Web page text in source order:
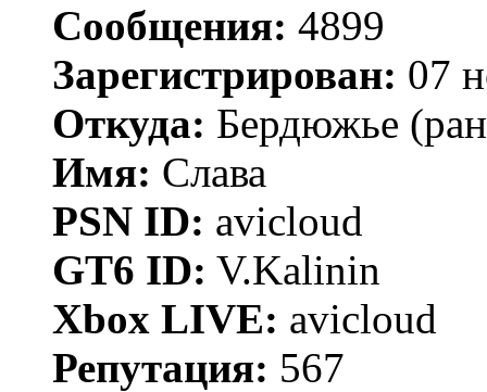
Сообщения: 4899
Зарегистрирован: 07
Откуда: Бердюжье
Имя: Слава
PSN ID: avicloud
GT6 ID: V.Kalinin
Xbox LIVE: avicloud
Репутация: 567